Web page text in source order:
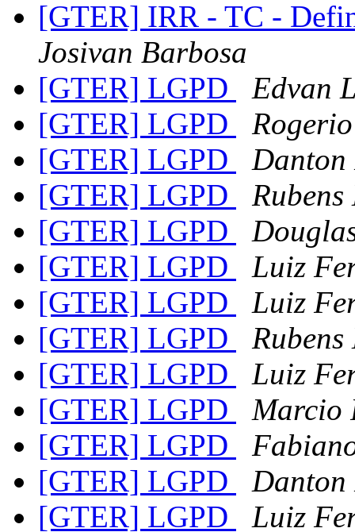
[GTER] IRR - TC -
Josivan Barbosa
[GTER] LGPD
Edvan
[GTER] LGPD
[GTER] LGPD
Danton
[GTER] LGPD
[GTER] LGPD
[GTER] LGPD
Luiz
[GTER] LGPD
Luiz
[GTER] LGPD
[GTER] LGPD
Luiz
[GTER] LGPD
Marcio
[GTER] LGPD
[GTER] LGPD
Danton
[GTER] LGPD
Luiz